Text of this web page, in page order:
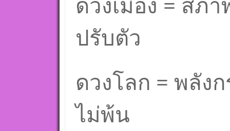
ปรับตัว
ดวงโลก = พลัง
ไม่พ้น